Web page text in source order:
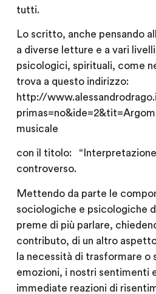
tutti.
Lo scritto, anche pensando
a diverse letture e a vari
psicologici, spirituali, come
trova a questo indirizzo:
http://
musicale
con il titolo:
controverso.
Mettendo da parte le
sociologiche e psicologiche
preme di più parlare,
contributo, di un altro
la necessità di trasformare o
emozioni, i nostri sentimenti
immediate reazioni di